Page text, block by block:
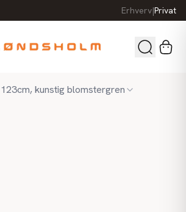
Erhverv|Privat
kunstig blomstergren